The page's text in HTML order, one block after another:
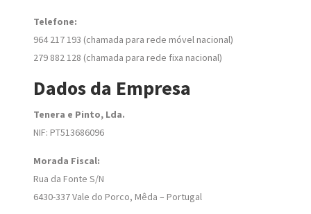
Telefone:
964 217 193 (chamada para rede móvel nacional)
279 882 128 (chamada para rede fixa nacional)
Dados da Empresa
Tenera e Pinto, Lda.
NIF: PT513686096
Morada Fiscal:
Rua da Fonte S/N
6430-337 Vale do Porco, Mêda – Portugal